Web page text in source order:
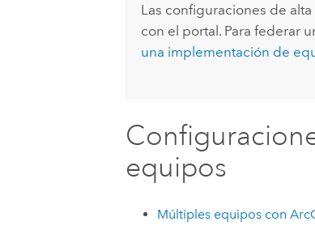
Las configuraciones de
con el portal. Para federar
una implementación de
equipos
Múltiples equipos con